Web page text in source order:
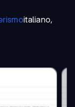
italiano,